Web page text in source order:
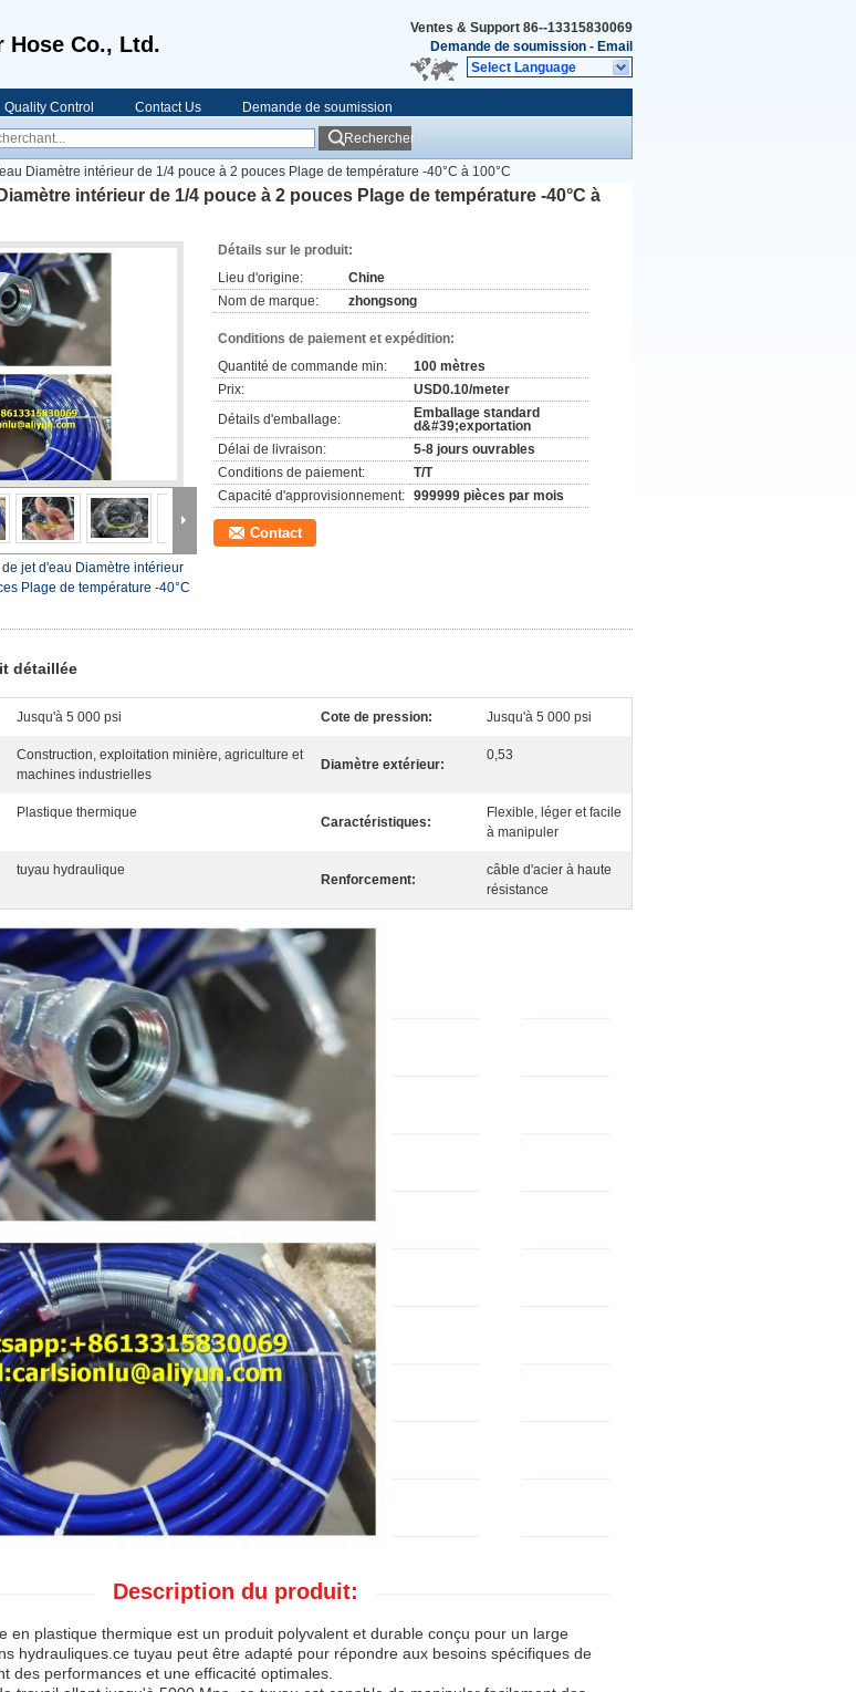
Hose Co., Ltd.
Ventes & Support 86--13315830069
Demande de soumission - Email
Select Language
Quality Control Contact Us
Demande de soumission
Rechercher
Diamètre intérieur de 1/4 pouce à 2 pouces Plage de température -40°C à 100°C
intérieur de 1/4 pouce à 2 pouces Plage de température -40°C à
jet d'eau Diamètre intérieur
Plage de température -40°C
Détails sur le produit:
Lieu d'origine:
Chine
Nom de marque:
zhongsong
Conditions de paiement et expédition:
Quantité de commande min:
100 mètres
Prix:
USD0.10/meter
Détails d'emballage:
Emballage standard
d&#39;exportation
Délai de livraison:
5-8 jours ouvrables
Conditions de paiement:
T/T
Capacité d'approvisionnement: 999999 pièces par mois
Contact
détaillée
Jusqu'à 5 000 psi Cote de pression: Jusqu'à 5 000 psi
Construction, exploitation minière, agriculture et
machines industrielles
Diamètre extérieur:
0,53
Plastique thermique
Caractéristiques:
Flexible, léger et facile
à manipuler
tuyau hydraulique
Renforcement:
câble d'acier à haute
résistance
Description du produit:
en plastique thermique est un produit polyvalent et durable conçu pour un large
hydrauliques.ce tuyau peut être adapté pour répondre aux besoins spécifiques de
des performances et une efficacité optimales.